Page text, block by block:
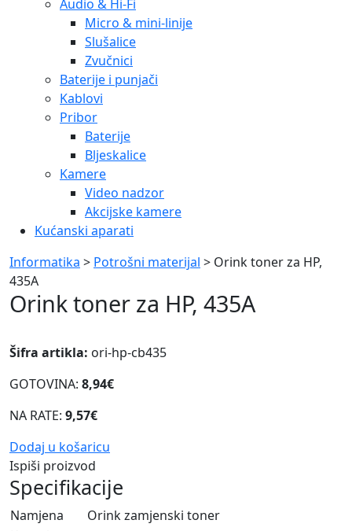
Audio & Hi-Fi
Micro & mini-linije
Slušalice
Zvučnici
Baterije i punjači
Kablovi
Pribor
Baterije
Bljeskalice
Kamere
Video nadzor
Akcijske kamere
Kućanski aparati
Informatika > Potrošni materijal > Orink toner za HP,
435A
Orink toner za HP, 435A
Šifra artikla: ori-hp-cb435
GOTOVINA: 8,94€
NA RATE: 9,57€
Dodaj u košaricu
Ispiši proizvod
Specifikacije
Namjena
Orink zamjenski toner